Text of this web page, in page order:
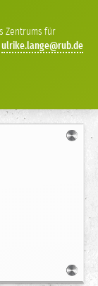
Zentrums für
ulrikelange